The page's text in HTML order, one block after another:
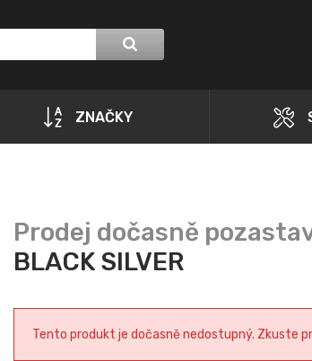
ZNAČKY
BLACK SILVER
Tento produkt je dočasně nedostupný. Zkuste